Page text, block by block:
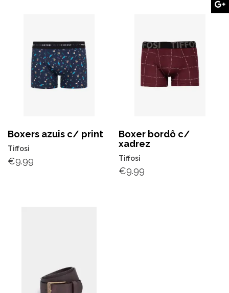
Boxers azuis c/ print
Tiffosi
€9.99
Boxer bordô c/
xadrez
Tiffosi
€9.99